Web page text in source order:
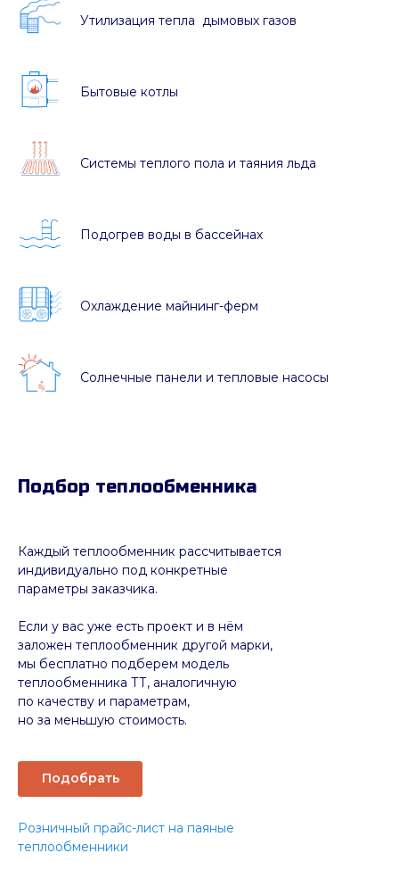
Утилизация тепла дымовых газов
Бытовые котлы
Системы теплого пола и таяния льда
Подогрев воды в бассейнах
Охлаждение майнинг-ферм
Солнечные панели и тепловые насосы
Подбор теплообменника
Подобрать
Каждый теплообменник рассчитывается
индивидуально под конкретные
параметры заказчика.
Если у вас уже есть проект и в нём
заложен теплообменник другой марки,
мы бесплатно подберем модель
теплообменника ТТ, аналогичную
по качеству и параметрам,
но за меньшую стоимость.
Розничный прайс-лист на паяные
теплообменники